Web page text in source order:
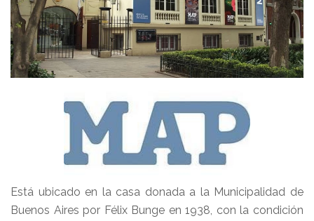
Está ubicado en la casa donada a la Municipalidad de
Buenos Aires por Félix Bunge en 1938, con la condición